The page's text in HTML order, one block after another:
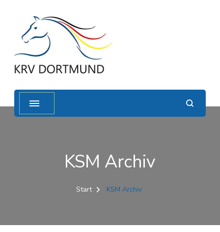
KSM Archiv
Start KSM Archiv